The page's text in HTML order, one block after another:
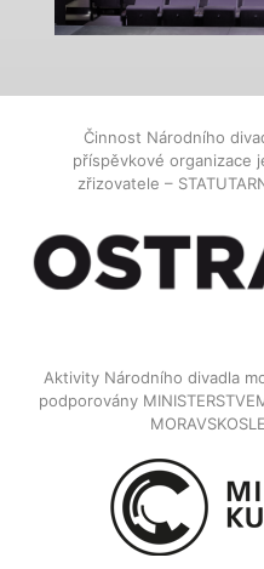
Činnost Národního
příspěvkové organizace
zřizovatele –
Aktivity Národního divadla
podporovány